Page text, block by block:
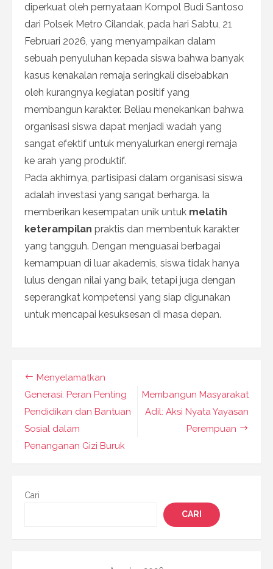
diperkuat oleh pernyataan Kompol Budi Santoso
dari Polsek Metro Cilandak, pada hari Sabtu, 21
Februari 2026, yang menyampaikan dalam
sebuah penyuluhan kepada siswa bahwa banyak
kasus kenakalan remaja seringkali disebabkan
oleh kurangnya kegiatan positif yang
membangun karakter. Beliau menekankan bahwa
organisasi siswa dapat menjadi wadah yang
sangat efektif untuk menyalurkan energi remaja
ke arah yang produktif.
Pada akhirnya, partisipasi dalam organisasi siswa
adalah investasi yang sangat berharga. Ia
memberikan kesempatan unik untuk melatih
keterampilan praktis dan membentuk karakter
yang tangguh. Dengan menguasai berbagai
kemampuan di luar akademis, siswa tidak hanya
lulus dengan nilai yang baik, tetapi juga dengan
seperangkat kompetensi yang siap digunakan
untuk mencapai kesuksesan di masa depan.
Navigasi
pos
Membangun Masyarakat
Adil: Aksi Nyata Yayasan
Perempuan
Menyelamatkan
Generasi: Peran Penting
Pendidikan dan Bantuan
Sosial dalam
Penanganan Gizi Buruk
Cari
CARI